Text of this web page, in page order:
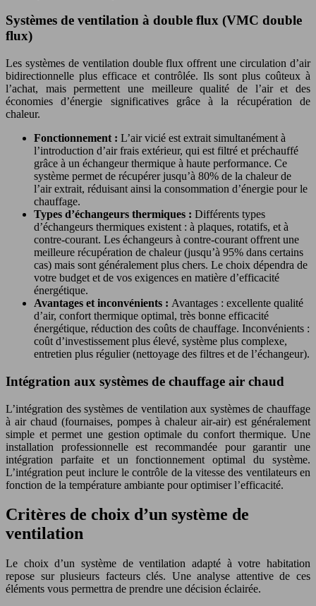
Systèmes de ventilation à double flux (VMC double
flux)
Les systèmes de ventilation double flux offrent une circulation d’air
bidirectionnelle plus efficace et contrôlée. Ils sont plus coûteux à
l’achat, mais permettent une meilleure qualité de l’air et des
économies d’énergie significatives grâce à la récupération de
chaleur.
Fonctionnement : L’air vicié est extrait simultanément à
l’introduction d’air frais extérieur, qui est filtré et préchauffé
grâce à un échangeur thermique à haute performance. Ce
système permet de récupérer jusqu’à 80% de la chaleur de
l’air extrait, réduisant ainsi la consommation d’énergie pour le
chauffage.
Types d’échangeurs thermiques : Différents types
d’échangeurs thermiques existent : à plaques, rotatifs, et à
contre-courant. Les échangeurs à contre-courant offrent une
meilleure récupération de chaleur (jusqu’à 95% dans certains
cas) mais sont généralement plus chers. Le choix dépendra de
votre budget et de vos exigences en matière d’efficacité
énergétique.
Avantages et inconvénients : Avantages : excellente qualité
d’air, confort thermique optimal, très bonne efficacité
énergétique, réduction des coûts de chauffage. Inconvénients :
coût d’investissement plus élevé, système plus complexe,
entretien plus régulier (nettoyage des filtres et de l’échangeur).
Intégration aux systèmes de chauffage air chaud
L’intégration des systèmes de ventilation aux systèmes de chauffage
à air chaud (fournaises, pompes à chaleur air-air) est généralement
simple et permet une gestion optimale du confort thermique. Une
installation professionnelle est recommandée pour garantir une
intégration parfaite et un fonctionnement optimal du système.
L’intégration peut inclure le contrôle de la vitesse des ventilateurs en
fonction de la température ambiante pour optimiser l’efficacité.
Critères de choix d’un système de
ventilation
Le choix d’un système de ventilation adapté à votre habitation
repose sur plusieurs facteurs clés. Une analyse attentive de ces
éléments vous permettra de prendre une décision éclairée.